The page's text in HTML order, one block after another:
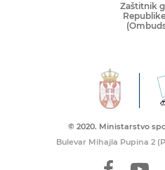
Zaštitnik
© 2020. Ministarstvo
Bulevar Mihajla Pupina 2